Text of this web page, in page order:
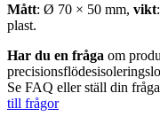
Mått: Ø 70 × 50 mm, vikt
plast.
Har du en fråga om
Se FAQ eller ställ din
till frågor